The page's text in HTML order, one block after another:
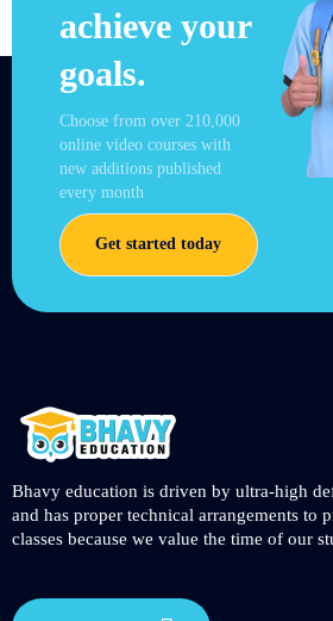
achieve your
goals.
Choose from over 210,000
online video courses with
new additions published
every month
Get started today
Bhavy education is driven by ultra-high
and has proper technical arrangements to
classes because we value the time of our